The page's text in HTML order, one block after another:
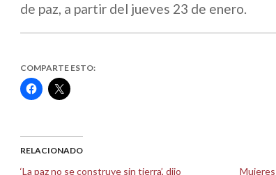
de paz, a partir del jueves 23 de enero. ​
COMPARTE ESTO:
Haz
clic
(Se
abre
una
Haz
clic
(Se
abre
una
RELACIONADO
‘La paz no se construye sin tierra’, dijo